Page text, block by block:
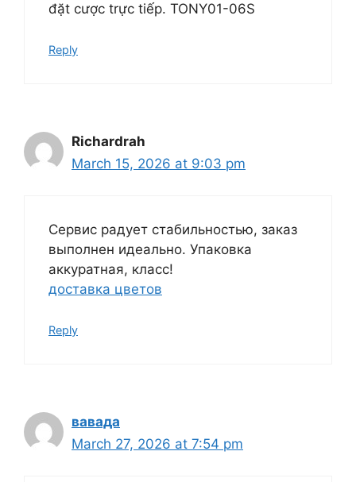
đặt cược trực tiếp. TONY01-06S
Reply
Richardrah
March 15, 2026 at 9:03 pm
Сервис радует стабильностью, заказ
выполнен идеально. Упаковка
аккуратная, класс!
доставка цветов
Reply
вавада
March 27, 2026 at 7:54 pm